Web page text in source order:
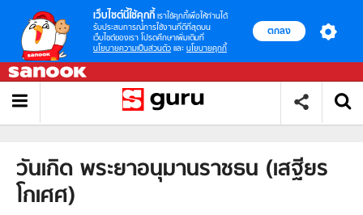
เว็บไซต์นี้ใช้คุกกี้ เราใช้คุกกี้เพื่อให้ท่านได้
รับประสบการณ์การใช้งานที่ดีที่สุดบน
เว็บไซต์ของเรา โปรดศึกษาเพิ่มเติมที่
นโยบายความเป็นส่วนตัว และ นโยบายคุกกี้
ตกลง
วันเกิด พระยาอนุมานราชธน (เสฐียร
โกเศศ)